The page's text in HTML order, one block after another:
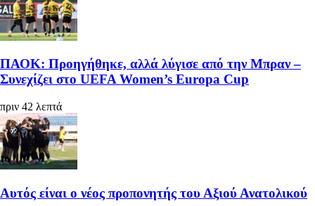
ΠΑΟΚ: Προηγήθηκε, αλλά λύγισε από την Μπραν –
Συνεχίζει στο UEFA Women’s Europa Cup
πριν 42 λεπτά
Αυτός είναι ο νέος προπονητής του Αξιού Ανατολικού